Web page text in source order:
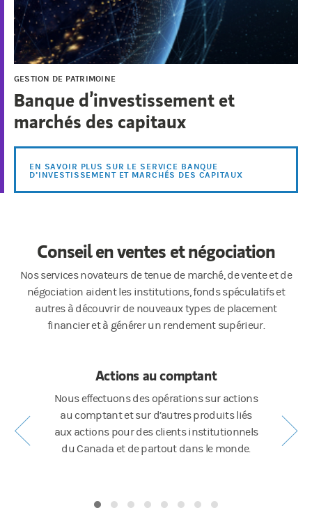
GESTION DE PATRIMOINE
Banque d’investissement et
marchés des capitaux
EN SAVOIR PLUS SUR LE SERVICE BANQUE
D’INVESTISSEMENT ET MARCHÉS DES CAPITAUX
Conseil en ventes et négociation
Nos services novateurs de tenue de marché, de vente et de
négociation aident les institutions, fonds spéculatifs et
autres à découvrir de nouveaux types de placement
financier et à générer un rendement supérieur.
société
à
Actions au comptant
Nous effectuons des opérations sur actions
au comptant et sur d’autres produits liés
aux actions pour des clients institutionnels
du Canada et de partout dans le monde.